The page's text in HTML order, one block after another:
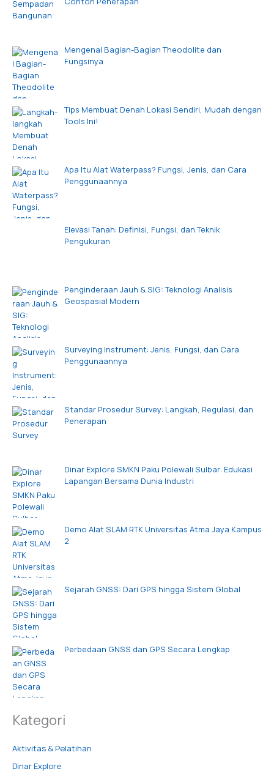
Mengenal Bagian-Bagian Theodolite dan
Fungsinya
Tips Membuat Denah Lokasi Sendiri, Mudah dengan
Tools Ini!
Apa Itu Alat Waterpass? Fungsi, Jenis, dan Cara
Penggunaannya
Elevasi Tanah: Definisi, Fungsi, dan Teknik
Pengukuran
Penginderaan Jauh & SIG: Teknologi Analisis
Geospasial Modern
Surveying Instrument: Jenis, Fungsi, dan Cara
Penggunaannya
Standar Prosedur Survey: Langkah, Regulasi, dan
Penerapan
Dinar Explore SMKN Paku Polewali Sulbar: Edukasi
Lapangan Bersama Dunia Industri
Demo Alat SLAM RTK Universitas Atma Jaya Kampus
2
Sejarah GNSS: Dari GPS hingga Sistem Global
Perbedaan GNSS dan GPS Secara Lengkap
Kategori
Aktivitas & Pelatihan
Dinar Explore